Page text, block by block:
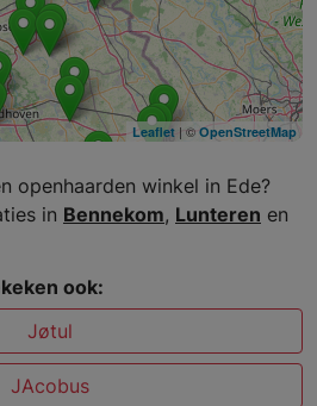
Leaflet | © OpenStreetMap
openhaarden winkel in Ede?
in Bennekom, Lunteren en
ook:
Jøtul
JAcobus